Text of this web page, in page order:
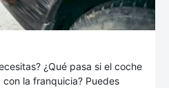
¿Qué pasa si el coche
la franquicia? Puedes